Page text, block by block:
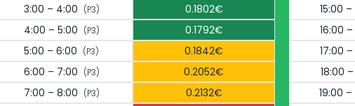
3:00 – 4:00 (P3)
0.1802€
4:00 – 5:00 (P3)
0.1792€
5:00 – 6:00 (P3)
0.1842€
6:00 – 7:00 (P3)
0.2052€
7:00 – 8:00 (P3)
0.2132€
15:00 –
16:00 –
17:00 –
18:00
19:00